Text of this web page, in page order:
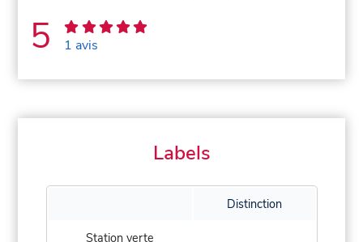
5 1 avis
Labels
Distinction
Station verte